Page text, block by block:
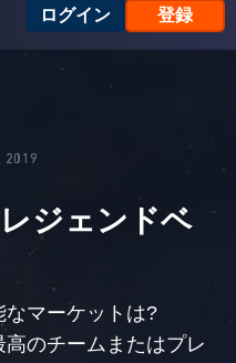
ログイン 登録
2019
ジェンドベ
なマーケットは?
のチームまたはプレ